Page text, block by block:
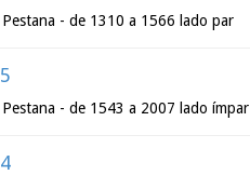
- de 1310 a 1566 lado par
- de 1543 a 2007 lado ímpar